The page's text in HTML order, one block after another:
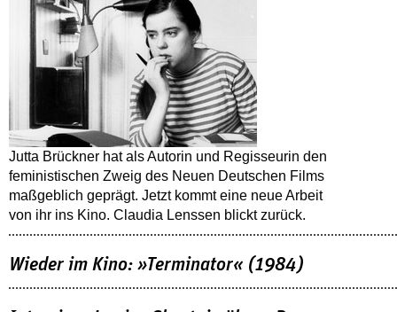
Jutta Brückner hat als Autorin und Regisseurin den
feministischen Zweig des Neuen Deutschen Films
maßgeblich geprägt. Jetzt kommt eine neue Arbeit
von ihr ins Kino. Claudia Lenssen blickt zurück.
Wieder im Kino: »Terminator« (1984)